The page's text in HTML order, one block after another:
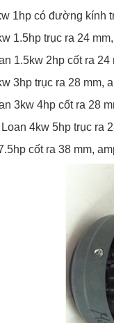
1hp có đường kính
1.5hp trục ra 24
1.5kw 2hp cốt ra
3hp trục ra 28 mm,
3kw 4hp cốt ra 28
4kw 5hp trục ra
cốt ra 38 mm,